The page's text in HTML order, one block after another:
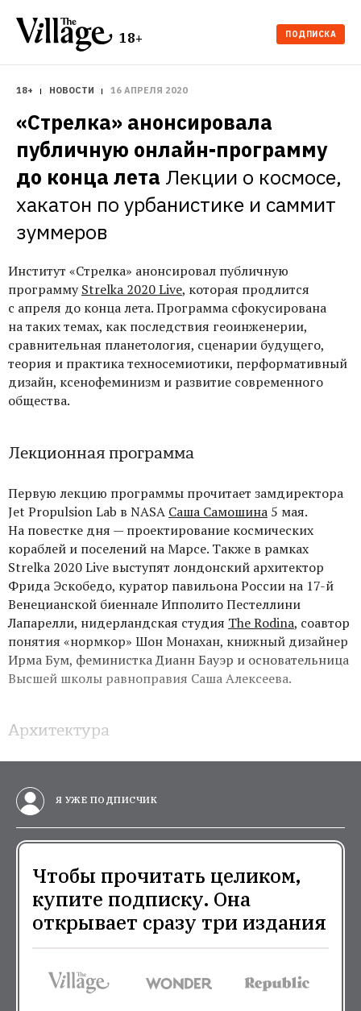
18+ ПОДПИСКА
18+ НОВОСТИ 16 АПРЕЛЯ 2020
«Стрелка» анонсировала
публичную онлайн-программу
до конца лета Лекции о космосе,
хакатон по урбанистике и саммит
зуммеров
Институт «Стрелка» анонсировал публичную
программуStrelka 2020 Live, которая продлится
с апреля до конца лета. Программа сфокусирована
на таких темах, как последствия геоинженерии,
сравнительная планетология, сценарии будущего,
теория и практика техносемиотики, перформативный
дизайн, ксенофеминизм и развитие современного
общества.
Лекционная программа
Первую лекцию программы прочитает замдиректора
Jet Propulsion Lab в NASA Саша Самошина 5 мая.
На повестке дня — проектирование космических
кораблей и поселений на Марсе. Также в рамках
Strelka 2020 Live выступят лондонский архитектор
Фрида Эскобедо, куратор павильона России на 17-й
Венецианской биеннале Ипполито Пестеллини
Лапарелли, нидерландская студия The Rodina, соавтор
понятия «нормкор» Шон Монахан, книжный дизайнер
Ирма Бум, феминистка Дианн Бауэр и основательница
Высшей школы равноправия Саша Алексеева.
Архитектура
Я УЖЕ ПОДПИСЧИК
Чтобы прочитать целиком,
купите подписку. Она
открывает сразу три издания